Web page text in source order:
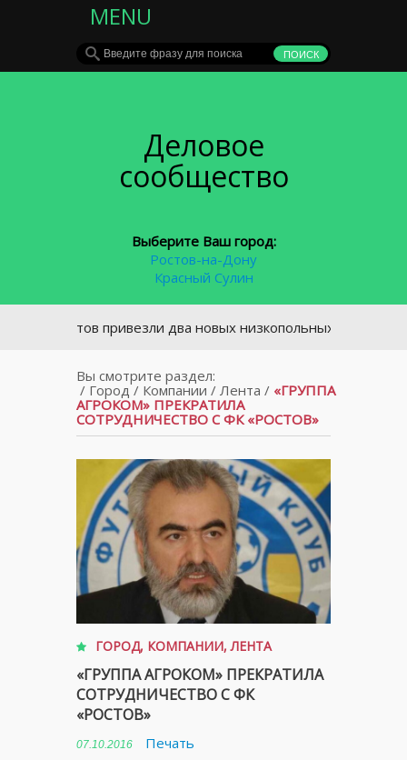
MENU
Деловое
сообщество
Выберите Ваш город:
Ростов-на-Дону
Красный Сулин
Ростов привезли два новых низкопольных трамвая
Вы смотрите раздел:
/ Город/ Компании / Лента / «ГРУППА
АГРОКОМ» ПРЕКРАТИЛА
СОТРУДНИЧЕСТВО С ФК «РОСТОВ»
ГОРОД, КОМПАНИИ,ЛЕНТА
«ГРУППА АГРОКОМ» ПРЕКРАТИЛА
СОТРУДНИЧЕСТВО С ФК
«РОСТОВ»
07.10.2016 Печать